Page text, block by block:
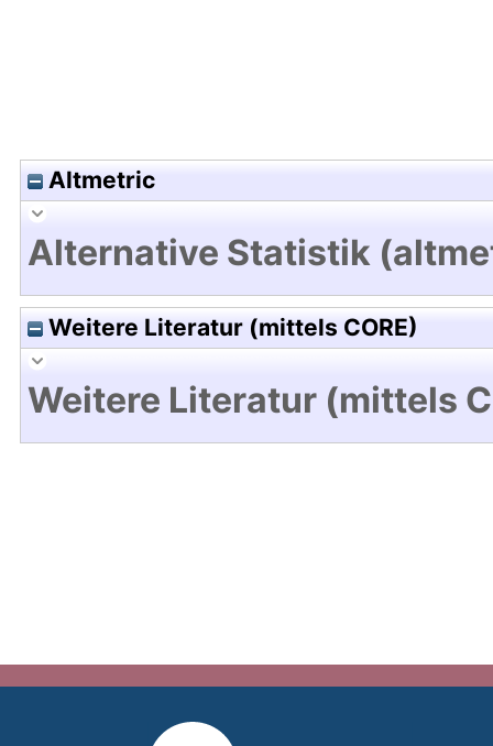
Altmetric
Alternative Statistik
Weitere Literatur (mittels CORE)
Weitere Literatur (mittels